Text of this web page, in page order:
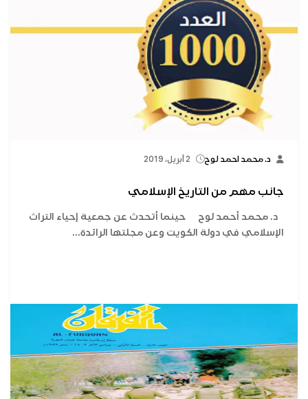
د. محمد احمد لوح 2 أبريل، 2019
جانب مهم من التاريخ الإسلامي
د. محمد أحمد لوح حينما أتحدث عن جمعية إحياء التراث
الإسلامي في دولة الكويت وعن مجلتها الرائدة...